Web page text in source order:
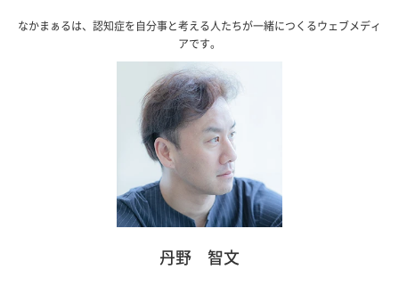
なかまぁるは、認知症を自分事と考える人たちが一緒につくるウェブメディ
アです。
丹野 智文